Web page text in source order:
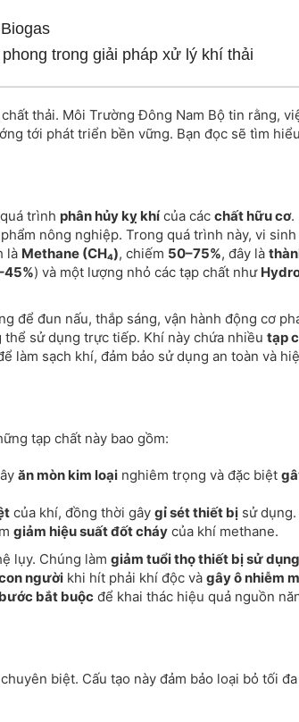
trong giải pháp xử lý khí thải
thải. Môi Trường Đông Nam Bộ tin rằng,
tới phát triển bền vững. Bạn đọc sẽ tìm
trình phân hủy kỵ khícủa các chất hữu cơ.
nông nghiệp. Trong quá trình này, vi
là Methane (CH₄), chiếm 50–75%, đây là
) và một lượng nhỏ các tạp chất như
để đun nấu, thắp sáng, vận hành động cơ
thể sử dụng trực tiếp. Khí này chứa nhiều tạp
làm sạch khí, đảm bảo sử dụng an toàn và
tạp chất này bao gồm:
ăn mòn kim loại nghiêm trọng và đặc biệt
của khí, đồng thời gây gỉ sét thiết bị sử dụng.
giảm hiệu suất đốt cháy của khí methane.
lụy. Chúng làm giảm tuổi thọ thiết bị sử dụng
người khi hít phải khí độc và gây ô nhiễm
bước bắt buộc để khai thác hiệu quả nguồn
biệt. Cấu tạo này đảm bảo loại bỏ tối